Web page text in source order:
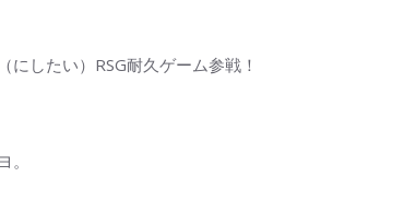
したい）RSG耐久ゲーム参戦！